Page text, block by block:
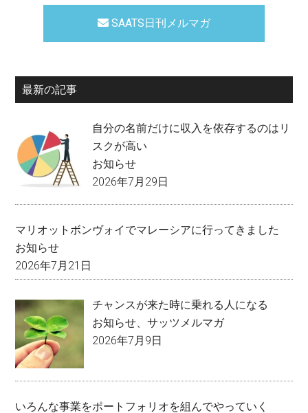
SAATS日刊メルマガ
最新の記事
自分の名前だけに収入を依存するのはリ
スクが高い
お知らせ
2026年7月29日
マリオットボンヴォイでマレーシアに行ってきました
お知らせ
2026年7月21日
チャンスが来た時に乗れる人になる
お知らせ、サッツメルマガ
2026年7月9日
いろんな事業をポートフォリオを組んでやっていく